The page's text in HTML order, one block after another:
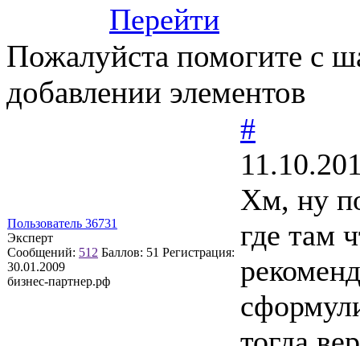
Перейти
Пожалуйста помогите с
добавлении элементов
Пользователь 36731
Эксперт
Сообщений: 512 Баллов: 51 Регистрация:
30.01.2009
бизнес-партнер.рф
#
Хм, ну
где там